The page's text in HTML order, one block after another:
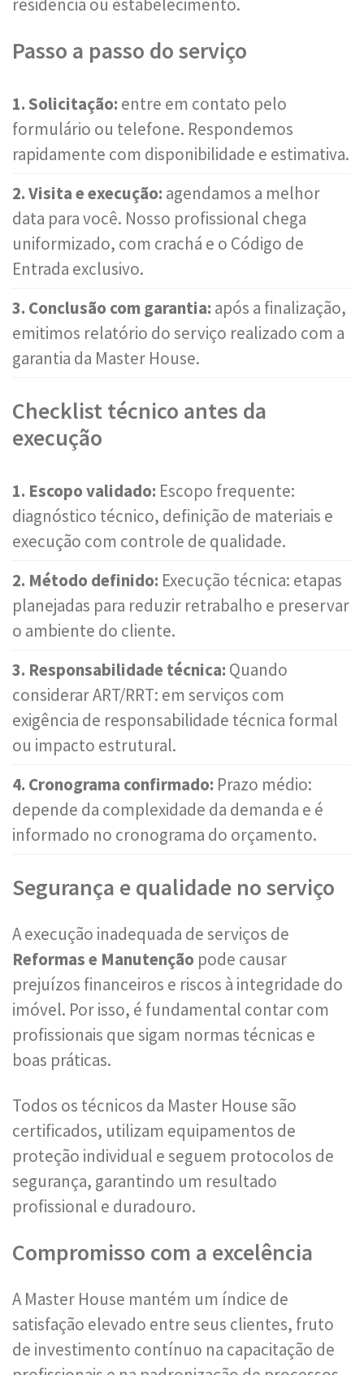
residência ou estabelecimento.
Passo a passo do serviço
1. Solicitação: entre em contato pelo
formulário ou telefone. Respondemos
rapidamente com disponibilidade e estimativa.
2. Visita e execução: agendamos a melhor
data para você. Nosso profissional chega
uniformizado, com crachá e o Código de
Entrada exclusivo.
3. Conclusão com garantia: após a finalização,
emitimos relatório do serviço realizado com a
garantia da Master House.
Checklist técnico antes da
execução
1. Escopo validado: Escopo frequente:
diagnóstico técnico, definição de materiais e
execução com controle de qualidade.
2. Método definido: Execução técnica: etapas
planejadas para reduzir retrabalho e preservar
o ambiente do cliente.
3. Responsabilidade técnica: Quando
considerar ART/RRT: em serviços com
exigência de responsabilidade técnica formal
ou impacto estrutural.
4. Cronograma confirmado: Prazo médio:
depende da complexidade da demanda e é
informado no cronograma do orçamento.
Segurança e qualidade no serviço
A execução inadequada de serviços de
Reformas e Manutenção pode causar
prejuízos financeiros e riscos à integridade do
imóvel. Por isso, é fundamental contar com
profissionais que sigam normas técnicas e
boas práticas.
Todos os técnicos da Master House são
certificados, utilizam equipamentos de
proteção individual e seguem protocolos de
segurança, garantindo um resultado
profissional e duradouro.
Compromisso com a excelência
A Master House mantém um índice de
satisfação elevado entre seus clientes, fruto
de investimento contínuo na capacitação de